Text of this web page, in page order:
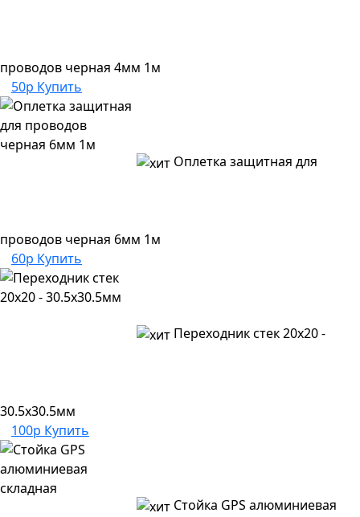
проводов черная 4мм 1м
50р Купить
Оплетка защитная для
проводов черная 6мм 1м
60р Купить
Переходник стек 20х20 -
30.5х30.5мм
100р Купить
Стойка GPS алюминиевая